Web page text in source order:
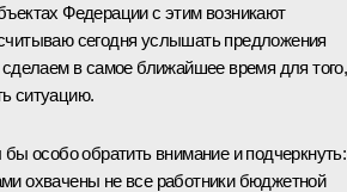
Федерации с этим возникают
сегодня услышать предложения
в самое ближайшее время для того,
ситуацию.
бы особо обратить внимание и подчеркнуть:
охвачены не все работники бюджетной